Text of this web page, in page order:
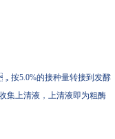
，按5.0%的接种量转接到发酵
上清液，上清液即为粗酶